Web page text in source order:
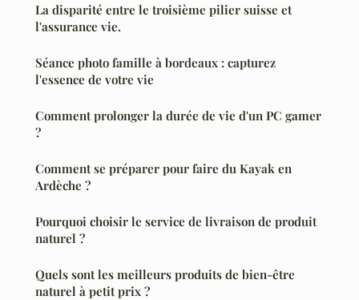
La disparité entre le troisième pilier suisse et
l'assurance vie.
Séance photo famille à bordeaux : capturez
l'essence de votre vie
Comment prolonger la durée de vie d'un PC gamer
?
Comment se préparer pour faire du Kayak en
Ardèche ?
Pourquoi choisir le service de livraison de produit
naturel ?
Quels sont les meilleurs produits de bien-être
naturel à petit prix ?